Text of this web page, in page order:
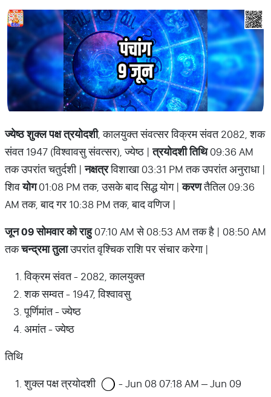
ज्येष्ठ शुक्ल पक्ष त्रयोदशी, कालयुक्त संवत्सर विक्रम संवत 2082, शक
संवत 1947 (विश्वावसु संवत्सर), ज्येष्ठ |त्रयोदशी तिथि09:36 AM
तक उपरांत चतुर्दशी |नक्षत्रविशाखा 03:31 PM तक उपरांत अनुराधा |
शिवयोग01:08 PM तक, उसके बाद सिद्ध योग |करणतैतिल 09:36
AM तक, बाद गर 10:38 PM तक, बाद वणिज |
जून 09 सोमवार को राहु07:10 AM से 08:53 AM तक है | 08:50 AM
तकचन्द्रमा तुलाउपरांत वृश्चिक राशि पर संचार करेगा |
विक्रम संवत - 2082, कालयुक्त
शक सम्वत - 1947, विश्वावसु
पूर्णिमांत - ज्येष्ठ
अमांत - ज्येष्ठ
तिथि
शुक्ल पक्ष त्रयोदशी
- Jun 08 07:18 AM – Jun 09